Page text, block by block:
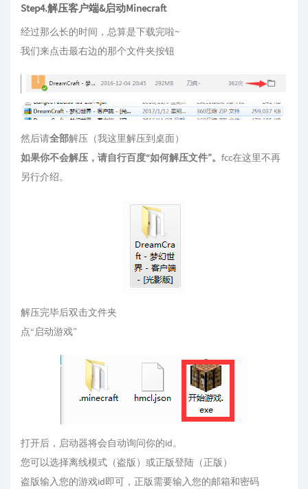
Step4.解压客户端&启动Minecraft
经过那么长的时间，总算是下载完啦~
我们来点击最右边的那个文件夹按钮
然后请全部解压（我这里解压到桌面）
如果你不会解压，请自行百度“如何解压文件”。 fcc在这里不再
另行介绍。
解压完毕后双击文件夹
点“启动游戏”
打开后，启动器将会自动询问你的id。
您可以选择离线模式（盗版）或正版登陆（正版）
盗版输入您的游戏id即可，正版需要输入您的邮箱和密码